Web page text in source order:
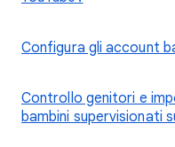
Configura gli account
Controllo genitori e
bambini supervisionati